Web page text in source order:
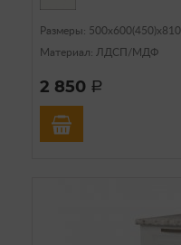
Размеры: 500х600(450)х810
Материал: ЛДСП/МДФ
2 850 a